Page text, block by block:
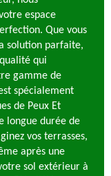
espace
Que vous
solution parfaite,
qui
gamme de
spécialement
de Peux Et
longue durée de
vos terrasses,
après une
sol extérieur à